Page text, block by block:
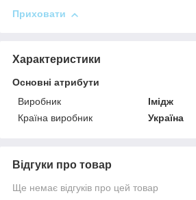
Приховати
Характеристики
Основні атрибути
Виробник
Імідж
Країна виробник
Україна
Відгуки про товар
Ще немає відгуків про цей товар